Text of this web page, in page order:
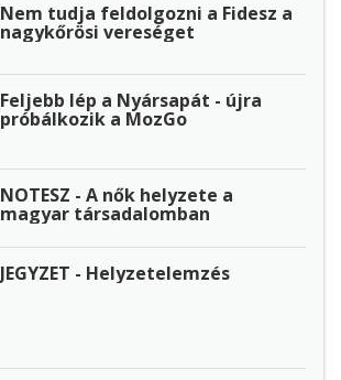
Nem tudja feldolgozni a Fidesz a
nagykőrösi vereséget
Feljebb lép a Nyársapát - újra
próbálkozik a MozGo
NOTESZ - A nők helyzete a
magyar társadalomban
JEGYZET - Helyzetelemzés